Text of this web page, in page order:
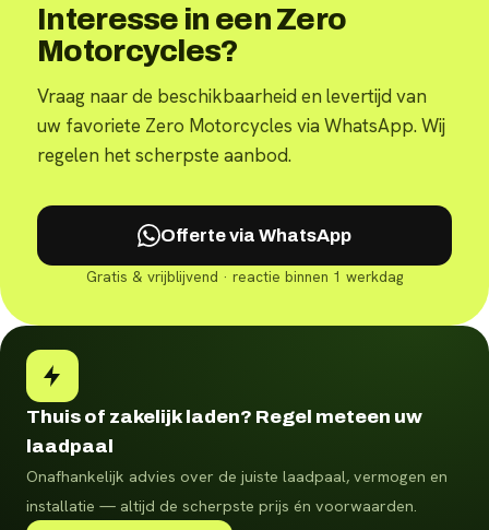
Interesse in een Zero
Motorcycles?
Vraag naar de beschikbaarheid en levertijd van
uw favoriete Zero Motorcycles via WhatsApp. Wij
regelen het scherpste aanbod.
Offerte via WhatsApp
Gratis & vrijblijvend · reactie binnen 1 werkdag
Thuis of zakelijk laden? Regel meteen uw
laadpaal
Onafhankelijk advies over de juiste laadpaal, vermogen en
installatie — altijd de scherpste prijs én voorwaarden.